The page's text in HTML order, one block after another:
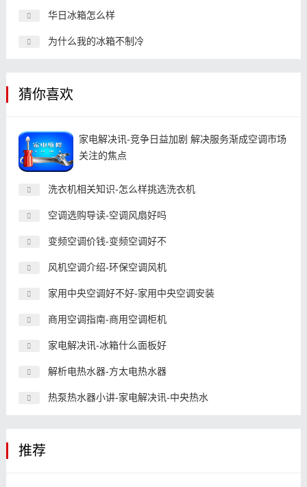
华日冰箱怎么样
为什么我的冰箱不制冷
猜你喜欢
家电解决讯-竞争日益加剧 解决服务渐成空调市场
关注的焦点
洗衣机相关知识-怎么样挑选洗衣机
空调选购导读-空调风扇好吗
变频空调价钱-变频空调好不
风机空调介绍-环保空调风机
家用中央空调好不好-家用中央空调安装
商用空调指南-商用空调柜机
家电解决讯-冰箱什么面板好
解析电热水器-方太电热水器
热泵热水器小讲-家电解决讯-中央热水
推荐